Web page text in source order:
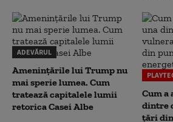
ADEVĂRUL
Amenințările lui Trump nu
mai sperie lumea. Cum
tratează capitalele lumii
retorica Casei Albe
Cum a
dintre
țări